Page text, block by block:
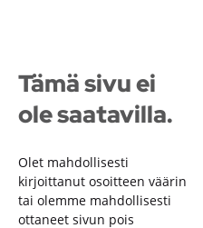
Tämä sivu ei
ole saatavilla.
Olet mahdollisesti
kirjoittanut osoitteen väärin
tai olemme mahdollisesti
ottaneet sivun pois